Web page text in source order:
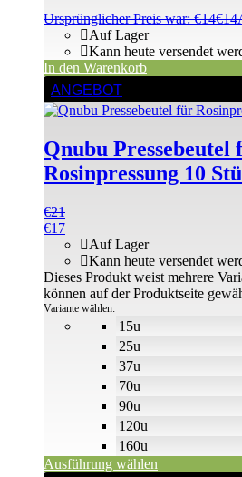
Ursprünglicher Preis war: €14€14
Auf Lager
Kann heute versendet
In den Warenkorb
ANGEBOT
Qnubu Pressebeutel
Rosinpressung 10
€21
€17
15u
25u
37u
70u
90u
120u
160u
Auf Lager
Kann heute versendet
Variante wählen:
Ausführung wählen
Dieses Produkt weist mehrere
können auf der Produktseite